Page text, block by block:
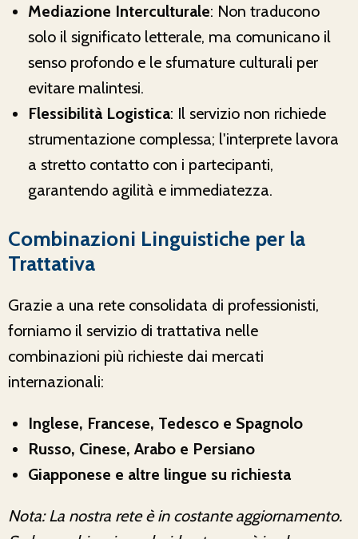
Mediazione Interculturale: Non traducono
solo il significato letterale, ma comunicano il
senso profondo e le sfumature culturali per
evitare malintesi.
Flessibilità Logistica: Il servizio non richiede
strumentazione complessa; l'interprete lavora
a stretto contatto con i partecipanti,
garantendo agilità e immediatezza.
Combinazioni Linguistiche per la
Trattativa
Grazie a una rete consolidata di professionisti,
forniamo il servizio di trattativa nelle
combinazioni più richieste dai mercati
internazionali:
Inglese, Francese, Tedesco e Spagnolo
Russo, Cinese, Arabo e Persiano
Giapponese e altre lingue su richiesta
Nota: La nostra rete è in costante aggiornamento.